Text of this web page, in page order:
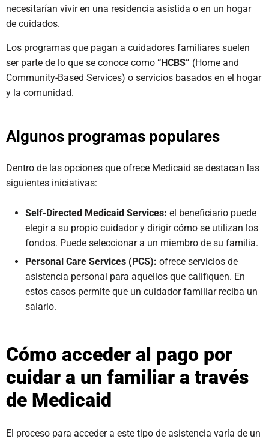
necesitarían vivir en una residencia asistida o en un hogar
de cuidados.
Los programas que pagan a cuidadores familiares suelen
ser parte de lo que se conoce como “HCBS” (Home and
Community-Based Services) o servicios basados en el hogar
y la comunidad.
Algunos programas populares
Dentro de las opciones que ofrece Medicaid se destacan las
siguientes iniciativas:
Self-Directed Medicaid Services: el beneficiario puede
elegir a su propio cuidador y dirigir cómo se utilizan los
fondos. Puede seleccionar a un miembro de su familia.
Personal Care Services (PCS): ofrece servicios de
asistencia personal para aquellos que califiquen. En
estos casos permite que un cuidador familiar reciba un
salario.
Cómo acceder al pago por
cuidar a un familiar a través
de Medicaid
El proceso para acceder a este tipo de asistencia varía de un